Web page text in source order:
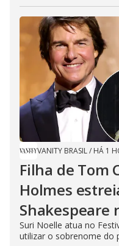
VANITY BRASIL/ HÁ 1
Filha de Tom
Holmes
Shakespeare
Suri Noelle atua no
utilizar o sobrenome do